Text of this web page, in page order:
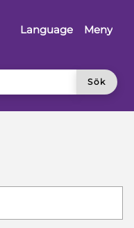
Language
Meny
Sök